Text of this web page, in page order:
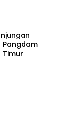
Pangdam
Timur